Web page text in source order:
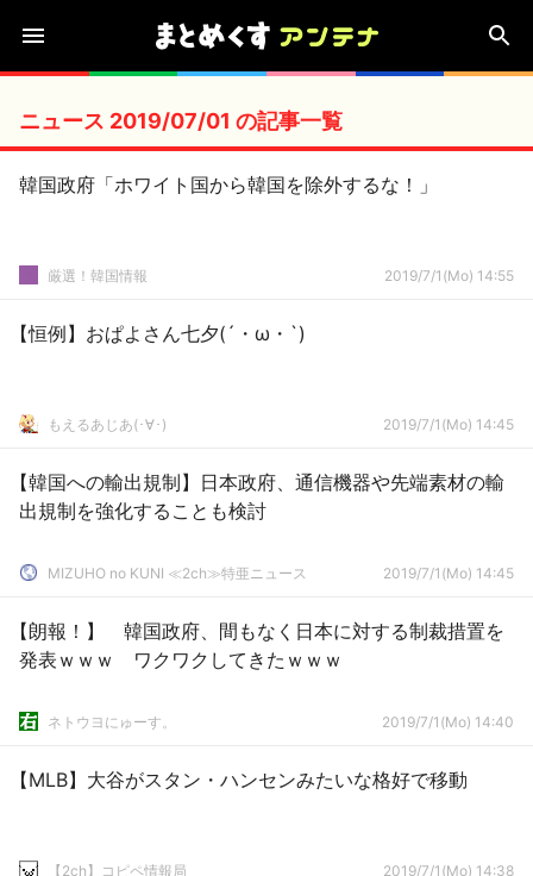
ニュース 2019/07/01 の記事一覧
韓国政府「ホワイト国から韓国を除外するな！」
厳選！韓国情報 2019/7/1(Mo) 14:55
【恒例】おぱよさん七夕(´・ω・`)
もえるあじあ(･∀･) 2019/7/1(Mo) 14:45
【韓国への輸出規制】日本政府、通信機器や先端素材の輸
出規制を強化することも検討
MIZUHO no KUNI ≪2ch≫特亜ニュース 2019/7/1(Mo) 14:45
【朗報！】 韓国政府、間もなく日本に対する制裁措置を
発表ｗｗｗ ワクワクしてきたｗｗｗ
ネトウヨにゅーす。 2019/7/1(Mo) 14:40
【MLB】大谷がスタン・ハンセンみたいな格好で移動
【2ch】コピペ情報局 2019/7/1(Mo) 14:38